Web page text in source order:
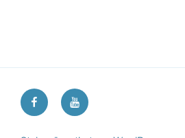
Ricos
Long
Ricos
Long